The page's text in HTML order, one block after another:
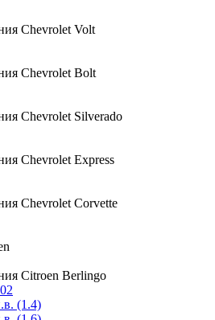
Chevrolet Volt
Chevrolet Bolt
Chevrolet Silverado
Chevrolet Express
Chevrolet Corvette
Citroen Berlingo
(1.4)